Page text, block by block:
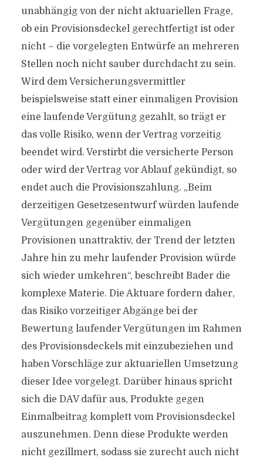
unabhängig von der nicht aktuariellen Frage,
ob ein Provisionsdeckel gerechtfertigt ist oder
nicht – die vorgelegten Entwürfe an mehreren
Stellen noch nicht sauber durchdacht zu sein.
Wird dem Versicherungsvermittler
beispielsweise statt einer einmaligen Provision
eine laufende Vergütung gezahlt, so trägt er
das volle Risiko, wenn der Vertrag vorzeitig
beendet wird. Verstirbt die versicherte Person
oder wird der Vertrag vor Ablauf gekündigt, so
endet auch die Provisionszahlung. „Beim
derzeitigen Gesetzesentwurf würden laufende
Vergütungen gegenüber einmaligen
Provisionen unattraktiv, der Trend der letzten
Jahre hin zu mehr laufender Provision würde
sich wieder umkehren“, beschreibt Bader die
komplexe Materie. Die Aktuare fordern daher,
das Risiko vorzeitiger Abgänge bei der
Bewertung laufender Vergütungen im Rahmen
des Provisionsdeckels mit einzubeziehen und
haben Vorschläge zur aktuariellen Umsetzung
dieser Idee vorgelegt. Darüber hinaus spricht
sich die DAV dafür aus, Produkte gegen
Einmalbeitrag komplett vom Provisionsdeckel
auszunehmen. Denn diese Produkte werden
nicht gezillmert, sodass sie zurecht auch nicht